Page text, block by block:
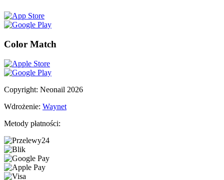
Color Match
Copyright: Neonail 2026
Wdrożenie: Waynet
Metody płatności: